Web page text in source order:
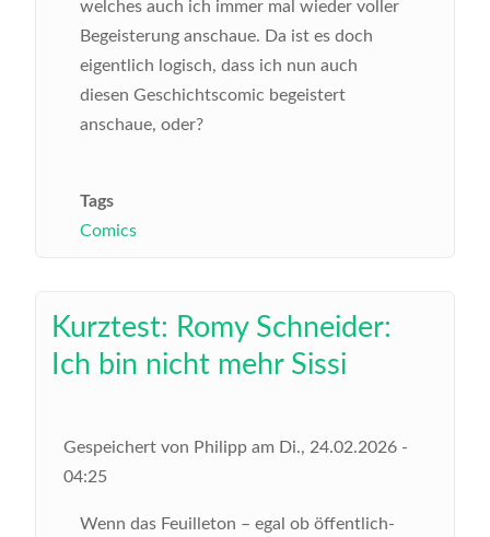
welches auch ich immer mal wieder voller
Begeisterung anschaue. Da ist es doch
eigentlich logisch, dass ich nun auch
diesen Geschichtscomic begeistert
anschaue, oder?
Tags
Comics
Kurztest: Romy Schneider:
Ich bin nicht mehr Sissi
Gespeichert von Philipp am Di., 24.02.2026 -
04:25
Wenn das Feuilleton – egal ob öffentlich-